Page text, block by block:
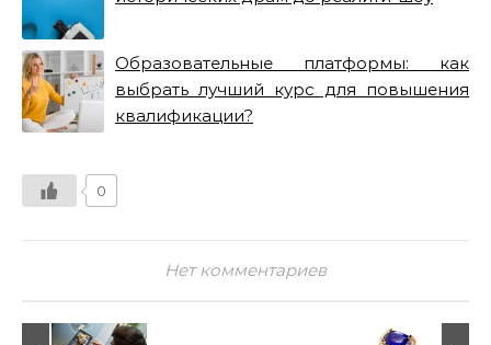
Образовательные платформы: как
выбрать лучший курс для повышения
квалификации?
0
Нет комментариев